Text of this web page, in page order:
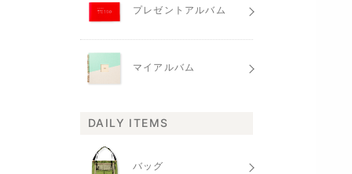
プレゼントアルバム
マイアルバム
DAILY ITEMS
バッグ